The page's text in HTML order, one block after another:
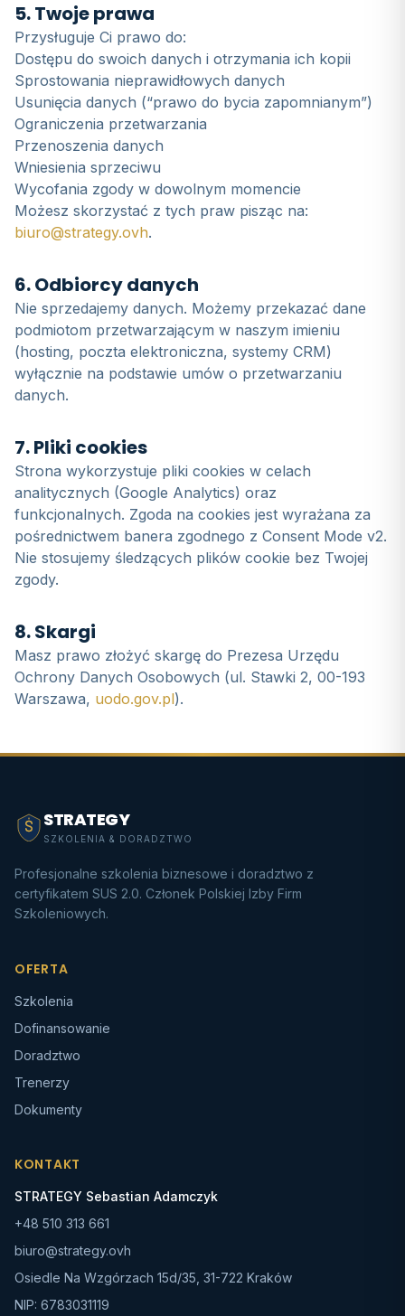
5. Twoje prawa
Przysługuje Ci prawo do:
Dostępu do swoich danych i otrzymania ich kopii
Sprostowania nieprawidłowych danych
Usunięcia danych (“prawo do bycia zapomnianym”)
Ograniczenia przetwarzania
Przenoszenia danych
Wniesienia sprzeciwu
Wycofania zgody w dowolnym momencie
Możesz skorzystać z tych praw pisząc na:
biuro@strategy.ovh.
6. Odbiorcy danych
Nie sprzedajemy danych. Możemy przekazać dane
podmiotom przetwarzającym w naszym imieniu
(hosting, poczta elektroniczna, systemy CRM)
wyłącznie na podstawie umów o przetwarzaniu
danych.
7. Pliki cookies
Strona wykorzystuje pliki cookies w celach
analitycznych (Google Analytics) oraz
funkcjonalnych. Zgoda na cookies jest wyrażana za
pośrednictwem banera zgodnego z Consent Mode v2.
Nie stosujemy śledzących plików cookie bez Twojej
zgody.
8. Skargi
Masz prawo złożyć skargę do Prezesa Urzędu
Ochrony Danych Osobowych (ul. Stawki 2, 00-193
Warszawa, uodo.gov.pl).
STRATEGY
SZKOLENIA & DORADZTWO
Profesjonalne szkolenia biznesowe i doradztwo z
certyfikatem SUS 2.0. Członek Polskiej Izby Firm
Szkoleniowych.
OFERTA
Szkolenia
Dofinansowanie
Doradztwo
Trenerzy
Dokumenty
KONTAKT
STRATEGY Sebastian Adamczyk
+48 510 313 661
biuro@strategy.ovh
Osiedle Na Wzgórzach 15d/35, 31-722 Kraków
NIP: 6783031119